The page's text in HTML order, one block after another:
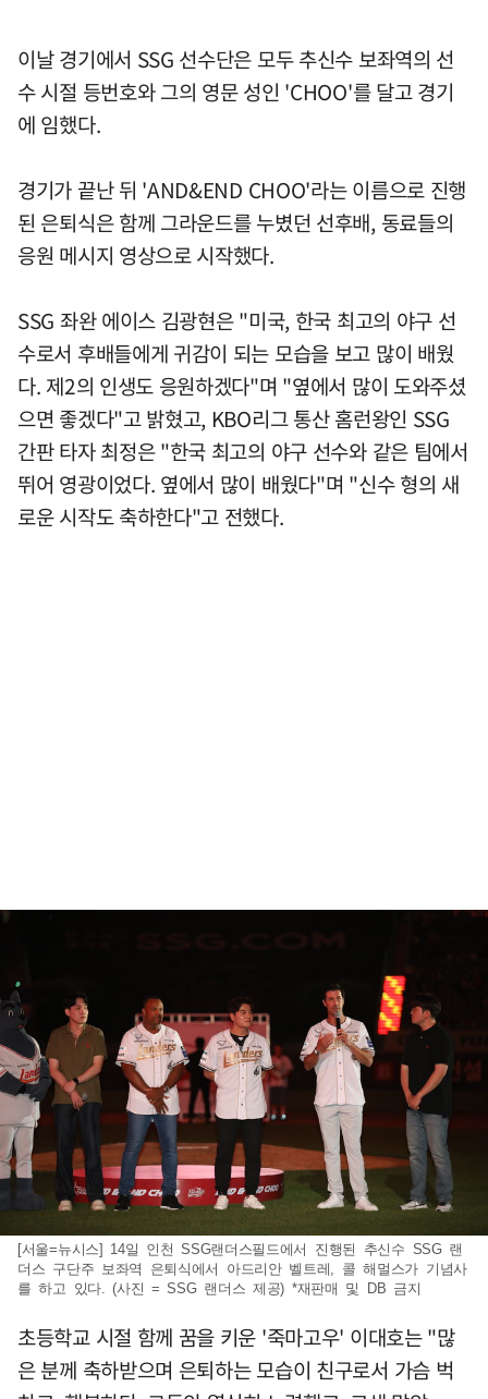
이날 경기에서 SSG 선수단은 모두 추신수 보좌역의 선
수 시절 등번호와 그의 영문 성인 'CHOO'를 달고 경기
에 임했다.
경기가 끝난 뒤 'AND&END CHOO'라는 이름으로 진행
된 은퇴식은 함께 그라운드를 누볐던 선후배, 동료들의
응원 메시지 영상으로 시작했다.
SSG 좌완 에이스 김광현은 "미국, 한국 최고의 야구 선
수로서 후배들에게 귀감이 되는 모습을 보고 많이 배웠
다. 제2의 인생도 응원하겠다"며 "옆에서 많이 도와주셨
으면 좋겠다"고 밝혔고, KBO리그 통산 홈런왕인 SSG
간판 타자 최정은 "한국 최고의 야구 선수와 같은 팀에서
뛰어 영광이었다. 옆에서 많이 배웠다"며 "신수 형의 새
로운 시작도 축하한다"고 전했다.
[서울=뉴시스] 14일 인천 SSG랜더스필드에서 진행된 추신수 SSG 랜
더스 구단주 보좌역 은퇴식에서 아드리안 벨트레, 콜 해멀스가 기념사
를 하고 있다. (사진 = SSG 랜더스 제공) *재판매 및 DB 금지
초등학교 시절 함께 꿈을 키운 '죽마고우' 이대호는 "많
은 분께 축하받으며 은퇴하는 모습이 친구로서 가슴 벅